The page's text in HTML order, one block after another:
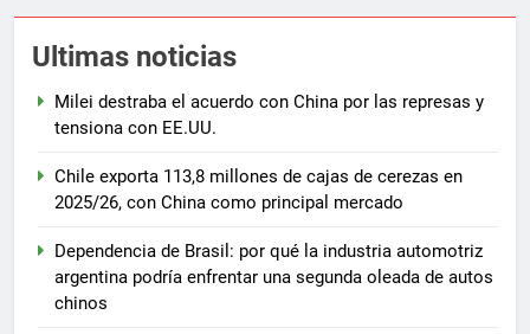
Ultimas noticias
Milei destraba el acuerdo con China por las represas y
tensiona con EE.UU.
Chile exporta 113,8 millones de cajas de cerezas en
2025/26, con China como principal mercado
Dependencia de Brasil: por qué la industria automotriz
argentina podría enfrentar una segunda oleada de autos
chinos